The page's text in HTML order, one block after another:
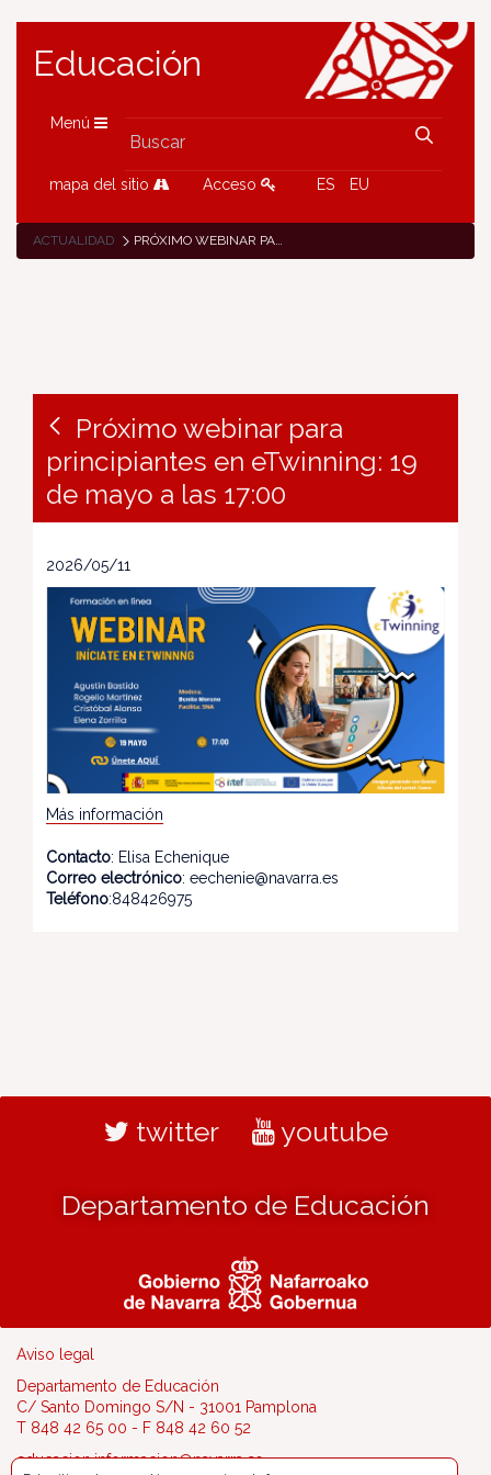
Educación
Menú
mapa del sitio Acceso ES EU
ACTUALIDAD PRÓXIMO WEBINAR PARA PRINCIPIANTES EN ETWINNING: 19 DE MAYO A LAS 17:00
Próximo webinar para
principiantes en eTwinning: 19
de mayo a las 17:00
2026/05/11
Más información
Contacto: Elisa Echenique
Correo electrónico: eechenie@navarra.es
Teléfono:848426975
twitter youtube
Departamento de Educación
Aviso legal
Departamento de Educación
C/ Santo Domingo S/N - 31001 Pamplona
T 848 42 65 00 - F 848 42 60 52
educacion.informacion@navarra.es